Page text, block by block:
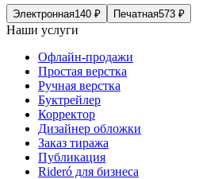
Электронная140 ₽ Печатная573 ₽
Наши услуги
Офлайн-продажи
Простая верстка
Ручная верстка
Буктрейлер
Корректор
Дизайнер обложки
Заказ тиража
Публикация
Rideró для бизнеса